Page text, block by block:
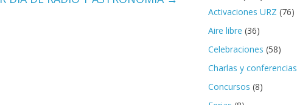
Activaciones URZ (76)
Aire libre (36)
Celebraciones (58)
Charlas y conferencias
Concursos (8)